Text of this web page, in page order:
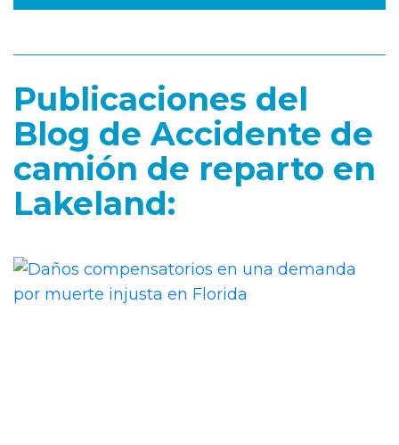
Publicaciones del
Blog de Accidente de
camión de reparto en
Lakeland: